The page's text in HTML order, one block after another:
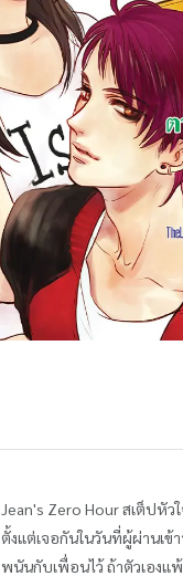
Jean's Zero Hour สเต็ปหัว
ตั้งแต่เจอกันในวันที่ผู้ผ่านเข้า
พนันกับเพื่อนไว้ ถ้าตัวเองแ